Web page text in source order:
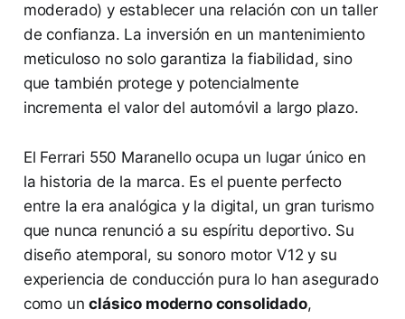
moderado) y establecer una relación con un taller
de confianza. La inversión en un mantenimiento
meticuloso no solo garantiza la fiabilidad, sino
que también protege y potencialmente
incrementa el valor del automóvil a largo plazo.
El Ferrari 550 Maranello ocupa un lugar único en
la historia de la marca. Es el puente perfecto
entre la era analógica y la digital, un gran turismo
que nunca renunció a su espíritu deportivo. Su
diseño atemporal, su sonoro motor V12 y su
experiencia de conducción pura lo han asegurado
como unclásico moderno consolidado,